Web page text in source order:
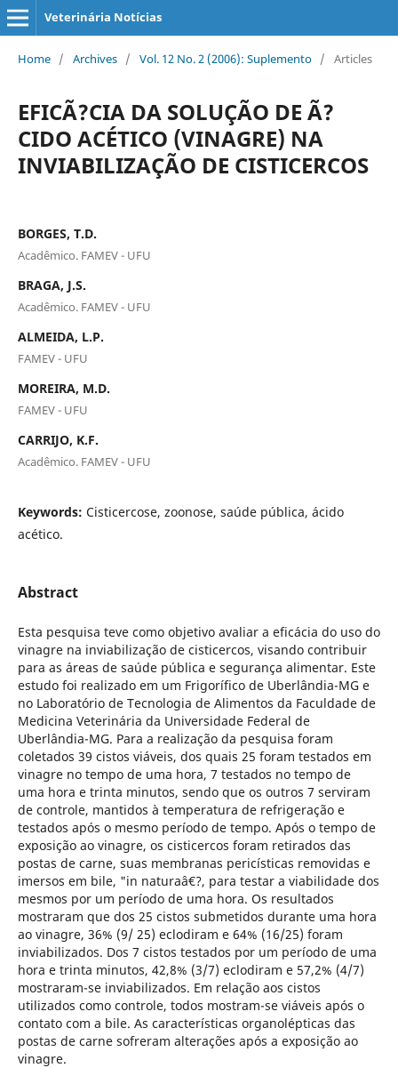
Veterinária Notícias
Home / Archives / Vol. 12 No. 2 (2006): Suplemento / Articles
EFICÃ?CIA DA SOLUÇÃO DE Ã?
CIDO ACÉTICO (VINAGRE) NA
INVIABILIZAÇÃO DE CISTICERCOS
BORGES, T.D.
Acadêmico. FAMEV - UFU
BRAGA, J.S.
Acadêmico. FAMEV - UFU
ALMEIDA, L.P.
FAMEV - UFU
MOREIRA, M.D.
FAMEV - UFU
CARRIJO, K.F.
Acadêmico. FAMEV - UFU
Keywords: Cisticercose, zoonose, saúde pública, ácido
acético.
Abstract
Esta pesquisa teve como objetivo avaliar a eficácia do uso do
vinagre na inviabilização de cisticercos, visando contribuir
para as áreas de saúde pública e segurança alimentar. Este
estudo foi realizado em um Frigorífico de Uberlândia-MG e
no Laboratório de Tecnologia de Alimentos da Faculdade de
Medicina Veterinária da Universidade Federal de
Uberlândia-MG. Para a realização da pesquisa foram
coletados 39 cistos viáveis, dos quais 25 foram testados em
vinagre no tempo de uma hora, 7 testados no tempo de
uma hora e trinta minutos, sendo que os outros 7 serviram
de controle, mantidos à temperatura de refrigeração e
testados após o mesmo período de tempo. Após o tempo de
exposição ao vinagre, os cisticercos foram retirados das
postas de carne, suas membranas pericísticas removidas e
imersos em bile, "in naturaâ€?, para testar a viabilidade dos
mesmos por um período de uma hora. Os resultados
mostraram que dos 25 cistos submetidos durante uma hora
ao vinagre, 36% (9/ 25) eclodiram e 64% (16/25) foram
inviabilizados. Dos 7 cistos testados por um período de uma
hora e trinta minutos, 42,8% (3/7) eclodiram e 57,2% (4/7)
mostraram-se inviabilizados. Em relação aos cistos
utilizados como controle, todos mostram-se viáveis após o
contato com a bile. As características organolépticas das
postas de carne sofreram alterações após a exposição ao
vinagre.